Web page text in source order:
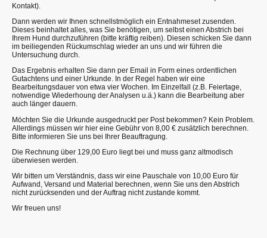
Kontakt).
Dann werden wir Ihnen schnellstmöglich ein Entnahmeset zusenden.
Dieses beinhaltet alles, was Sie benötigen, um selbst einen Abstrich bei
Ihrem Hund durchzuführen (bitte kräftig reiben). Diesen schicken Sie dann
im beiliegenden Rückumschlag wieder an uns und wir führen die
Untersuchung durch.
Das Ergebnis erhalten Sie dann per Email in Form eines ordentlichen
Gutachtens und einer Urkunde. In der Regel haben wir eine
Bearbeitungsdauer von etwa vier Wochen. Im Einzelfall (z.B. Feiertage,
notwendige Wiederhoung der Analysen u.ä.) kann die Bearbeitung aber
auch länger dauern.
Möchten Sie die Urkunde ausgedruckt per Post bekommen? Kein Problem.
Allerdings müssen wir hier eine Gebühr von 8,00 € zusätzlich berechnen.
Bitte informieren Sie uns bei Ihrer Beauftragung.
Die Rechnung über 129,00 Euro liegt bei und muss ganz altmodisch
überwiesen werden.
Wir bitten um Verständnis, dass wir eine Pauschale von 10,00 Euro für
Aufwand, Versand und Material berechnen, wenn Sie uns den Abstrich
nicht zurücksenden und der Auftrag nicht zustande kommt.
Wir freuen uns!